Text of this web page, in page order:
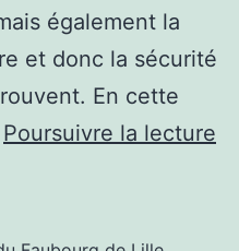
également la
et donc la sécurité
En cette
Poursuivre la lecture